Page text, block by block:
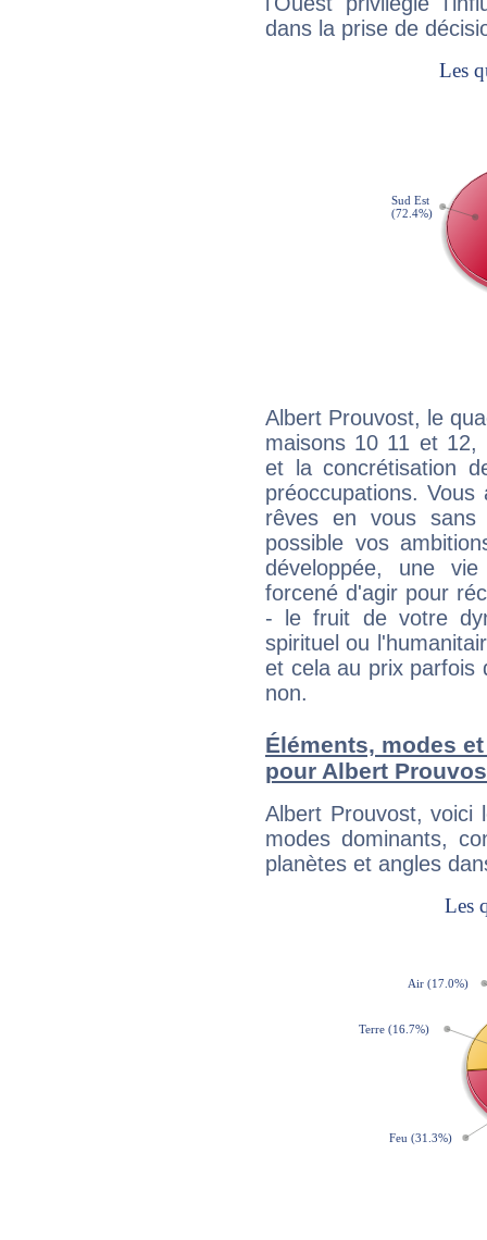
dans la prise de
Albert Prouvost, le
maisons 10 11 et 12,
et la concrétisation
préoccupations.
rêves en vous sans
possible vos
développée, une
forcené d'agir pour
- le fruit de votre
spirituel ou
et cela au prix parfois
non.
Éléments, modes
pour Albert
Albert Prouvost, voici
modes dominants,
planètes et angles